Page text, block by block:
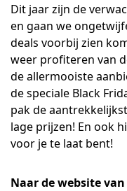
Dit jaar zijn de
en gaan we
deals voorbij zien
weer profiteren van
de allermooiste
de speciale Black
pak de
lage prijzen! En ook
voor je te laat bent!
Naar de website